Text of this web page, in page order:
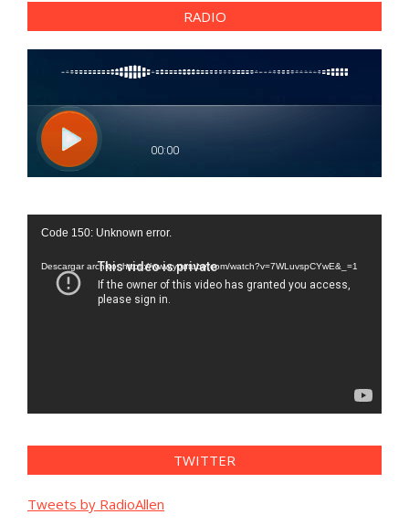
RADIO
Reproductor
vídeo
Code 150: Unknown error.
Descargar archivo: https://www.youtube.com/watch?v=7WLuvspCYwE&_=1
TWITTER
Tweets by RadioAllen